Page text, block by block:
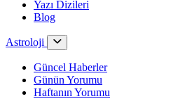
Yazı Dizileri
Blog
Astroloji
Güncel Haberler
Günün Yorumu
Haftanın Yorumu